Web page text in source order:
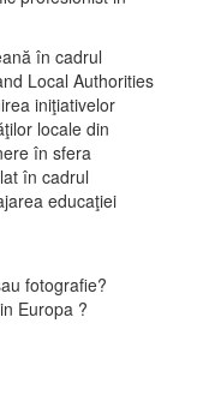
în cadrul
Local Authorities
iniţiativelor
locale din
în sfera
în cadrul
educaţiei
fotografie?
Europa ?